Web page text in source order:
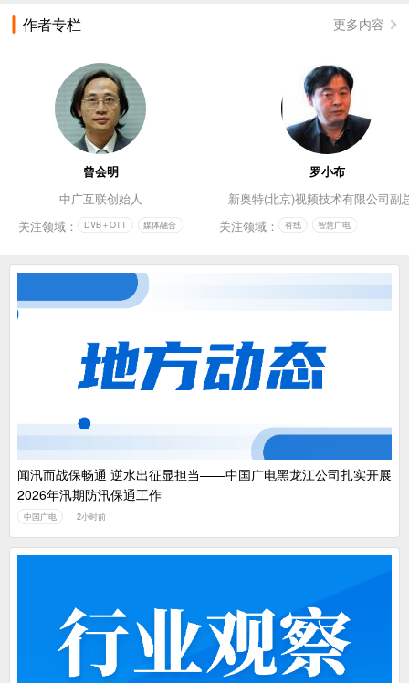
作者专栏 更多内容
曾会明
中广互联创始人
关注领域：
DVB＋OTT 媒体融合
罗小布
新奥特(北京)视频技术有限公司副
关注领域：
有线 智慧广电
闻汛而战保畅通 逆水出征显担当——中国广电黑龙江公司扎实开展
2026年汛期防汛保通工作
中国广电 2小时前